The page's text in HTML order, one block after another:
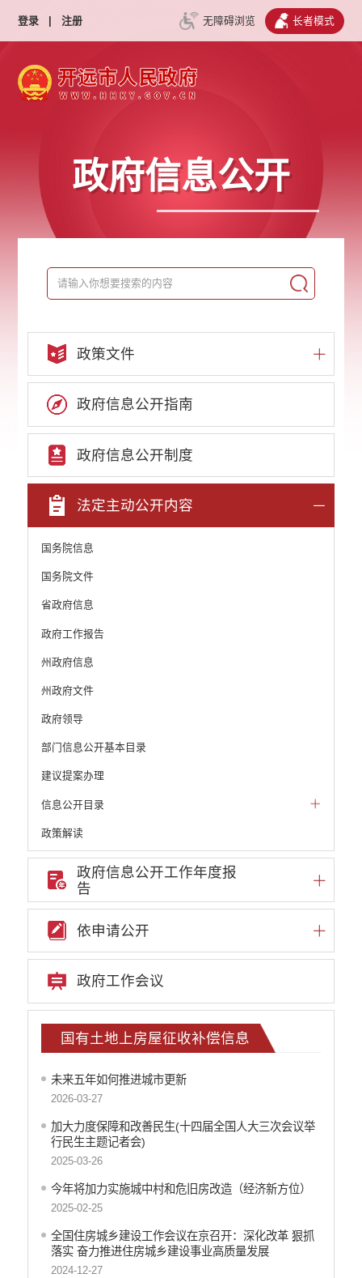
登录 | 注册 无障碍浏览 长者模式
政府信息公开
政策文件
政府信息公开指南
政府信息公开制度
法定主动公开内容
国务院信息
国务院文件
省政府信息
政府工作报告
州政府信息
州政府文件
政府领导
部门信息公开基本目录
建议提案办理
信息公开目录
政策解读
机构职能和权责清单
自然资源政务公开
重点领域信息公开
重大建设项目信息
安全生产信息公开
民政信息公开
推进面向转移落户人员的服务公开
质监信息公开
学校信息公开
住房保障信息公开
工商登记和事中事后监管信息公开
价格和收费信息公开
旅游市场秩序和服务质量信息公开
文化机构信息公开
公共卫生健康信息公开
国有土地上房屋征收补偿信息公开
财政预决算
政府信息公开工作年度报
告
依申请公开
政府工作会议
国有土地上房屋征收补偿信息
未来五年如何推进城市更新
2026-03-27
加大力度保障和改善民生(十四届全国人大三次会议举
行民生主题记者会)
2025-03-26
今年将加力实施城中村和危旧房改造（经济新方位）
2025-02-25
全国住房城乡建设工作会议在京召开：深化改革 狠抓
落实 奋力推进住房城乡建设事业高质量发展
2024-12-27